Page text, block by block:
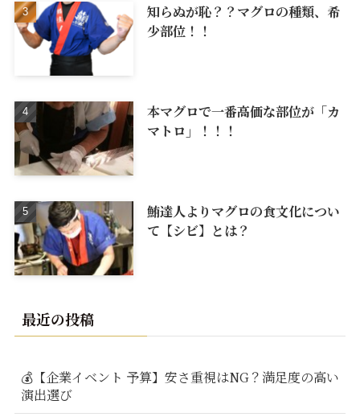
知らぬが恥？？マグロの種類、希
少部位！！
本マグロで一番高価な部位が「カ
マトロ」！！！
鮪達人よりマグロの食文化につい
て【シビ】とは？
最近の投稿
💰【企業イベント 予算】安さ重視はNG？満足度の高い
演出選び